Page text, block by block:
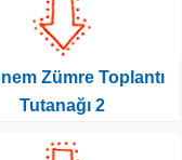
Zümre Toplantı
Tutanağı 2